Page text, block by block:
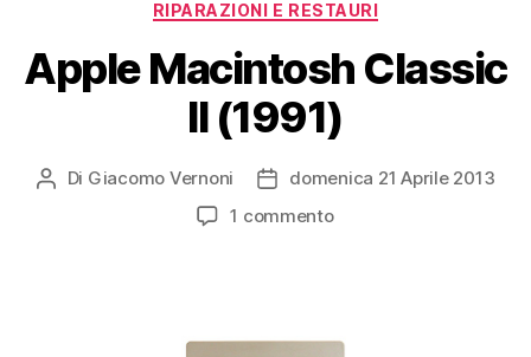
RIPARAZIONI E RESTAURI
Apple Macintosh Classic
II (1991)
Autore
Di Giacomo Vernoni
Data
dell'articolo
domenica 21 Aprile 2013
1 commentosu
(1991)